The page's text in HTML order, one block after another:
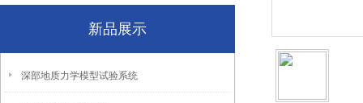
新品展示
深部地质力学模型试验系统